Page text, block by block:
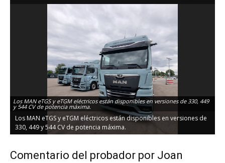
Los MAN eTGS y eTGM eléctricos están disponibles en versiones de 330, 449
y 544 CV de potencia máxima.
Los MAN eTGS y eTGM eléctricos están disponibles en versiones de
330, 449 y 544 CV de potencia máxima.
Comentario del probador por Joan